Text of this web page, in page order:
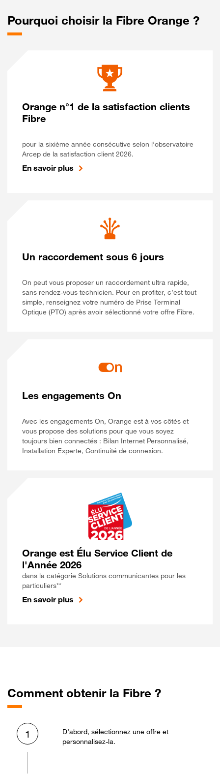
Pourquoi choisir la Fibre Orange ?
Orange n°1 de la satisfaction clients
Fibre
pour la sixième année consécutive selon l’observatoire
Arcep de la satisfaction client 2026.
En savoir plus
Un raccordement sous 6 jours
On peut vous proposer un raccordement ultra rapide,
sans rendez-vous technicien. Pour en profiter, c’est tout
simple, renseignez votre numéro de Prise Terminal
Optique (PTO) après avoir sélectionné votre offre Fibre.
Les engagements On
Avec les engagements On, Orange est à vos côtés et
vous propose des solutions pour que vous soyez
toujours bien connectés : Bilan Internet Personnalisé,
Installation Experte, Continuité de connexion.
Orange est Élu Service Client de
l'Année 2026
dans la catégorie Solutions communicantes pour les
particuliers**
En savoir plus
Comment obtenir la Fibre ?
1
D’abord, sélectionnez une offre et
personnalisez-la.